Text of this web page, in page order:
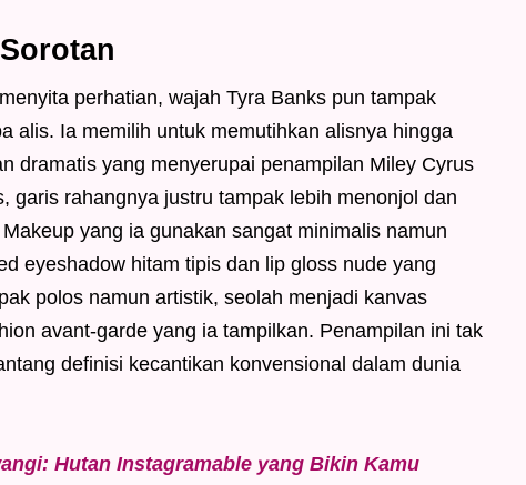
perhatian, wajah Tyra Banks pun tampak
alis. Ia memilih untuk memutihkan alisnya hingga
dramatis yang menyerupai penampilan Miley Cyrus
garis rahangnya justru tampak lebih menonjol dan
yang ia gunakan sangat minimalis namun
eyeshadow hitam tipis dan lip gloss nude yang
polos namun artistik, seolah menjadi kanvas
avant-garde yang ia tampilkan. Penampilan ini tak
definisi kecantikan konvensional dalam dunia
Hutan Instagramable yang Bikin Kamu